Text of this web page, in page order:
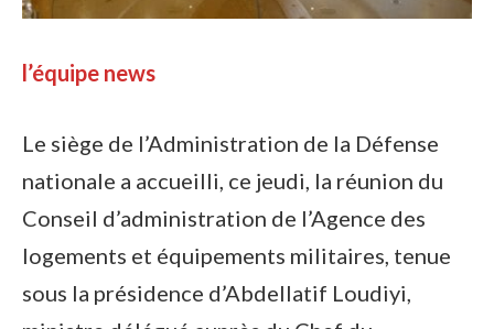
l’équipe news
Le siège de l’Administration de la Défense
nationale a accueilli, ce jeudi, la réunion du
Conseil d’administration de l’Agence des
logements et équipements militaires, tenue
sous la présidence d’Abdellatif Loudiyi,